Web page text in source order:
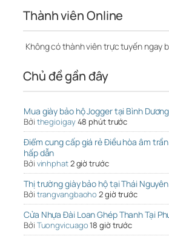
Thành viên Online
Không có thành viên trực tuyến ngay
Chủ đề gần đây
Mua giày bảo hộ Jogger tại Bình
Bởi thegioigay48 phút trước
Điểm cung cấp giá rẻ Điều hòa âm
hấp dẫn
Bởi vinhphat2 giờ trước
Thị trường giày bảo hộ tại Thái Nguyên
Bởi trangvangbaoho 2 giờ trước
Cửa Nhựa Đài Loan Ghép Thanh Tại
Bởi Tuongvicuago18 giờ trước